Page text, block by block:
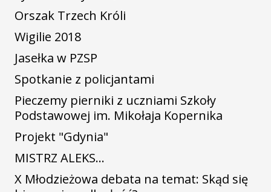
Orszak Trzech Króli
Wigilie 2018
Jasełka w PZSP
Spotkanie z policjantami
Pieczemy pierniki z uczniami Szkoły
Podstawowej im. Mikołaja Kopernika
Projekt "Gdynia"
MISTRZ ALEKS…
X Młodzieżowa debata na temat: Skąd się